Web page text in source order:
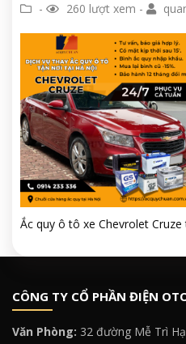
- 260 lượt xem -
Ắc quy ô tô xe Chevrolet
CÔNG TY CỔ PHẦN ĐIỆN
Văn Phòng: 32 đường Mễ Trì